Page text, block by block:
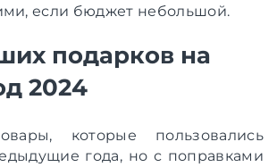
если бюджет небольшой.
подарков на
2024
которые пользовались
года, но с поправками